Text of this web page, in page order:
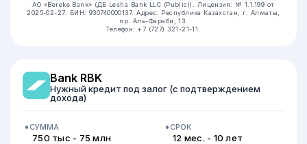
АО «Bereke Bank» (ДБ Lesha Bank LLC (Public)).
Лицензия: № 1.1.199 от
2025-02-27.
БИН: 930740000137.Адрес: Республика Казахстан, г. Алматы,
пр. Аль-Фараби, 13.
Телефон: +7 (727) 321-21-11.
Bank RBK
Нужный кредит под залог (с подтверждением
дохода)
СУММА
750 тыс - 75 млн
СРОК
12 мес. - 10 лет